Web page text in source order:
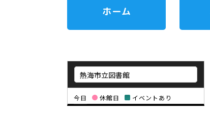
ホーム
今日 休館日 イベントあり